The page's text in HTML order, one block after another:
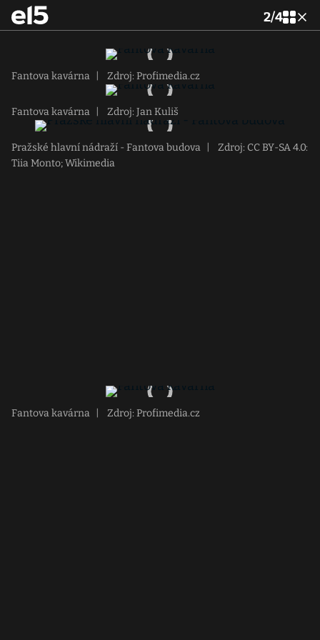
2/4
Fantova kavárna Zdroj: Profimedia.cz
Fantova kavárna Zdroj: Jan Kuliš
Pražské hlavní nádraží - Fantova budova
Zdroj: CC BY-SA 4.0:
Tiia Monto; Wikimedia
Fantova kavárna Zdroj: Profimedia.cz